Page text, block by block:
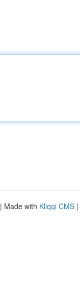
| Made with Kliqqi CMS |